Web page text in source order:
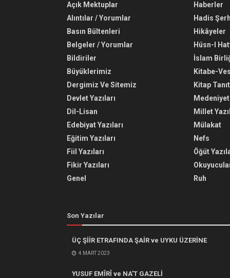
Açık Mektuplar
Alıntılar / Yorumlar
Basın Bültenleri
Belgeler / Yorumlar
Bildiriler
Büyüklerimiz
Dergimiz Ve Sitemiz
Devlet Yazıları
Dil-Lisan
Edebiyat Yazıları
Eğitim Yazıları
Fiil Yazıları
Fikir Yazıları
Genel
Haberler
Hadis
Hikâyeler
Hüsn-I
İslam
Kitabe-
Kitap
Medeniyet
Millet
Mülakat
Nefs
Öğüt
Ruh
Son Yazılar
ÜÇ ŞİİR ETRAFINDA ŞAİR ve UYKU ÜZERİNE
4 MART 2023
YUSUF EMÎRÎ ve NA’T GAZELİ